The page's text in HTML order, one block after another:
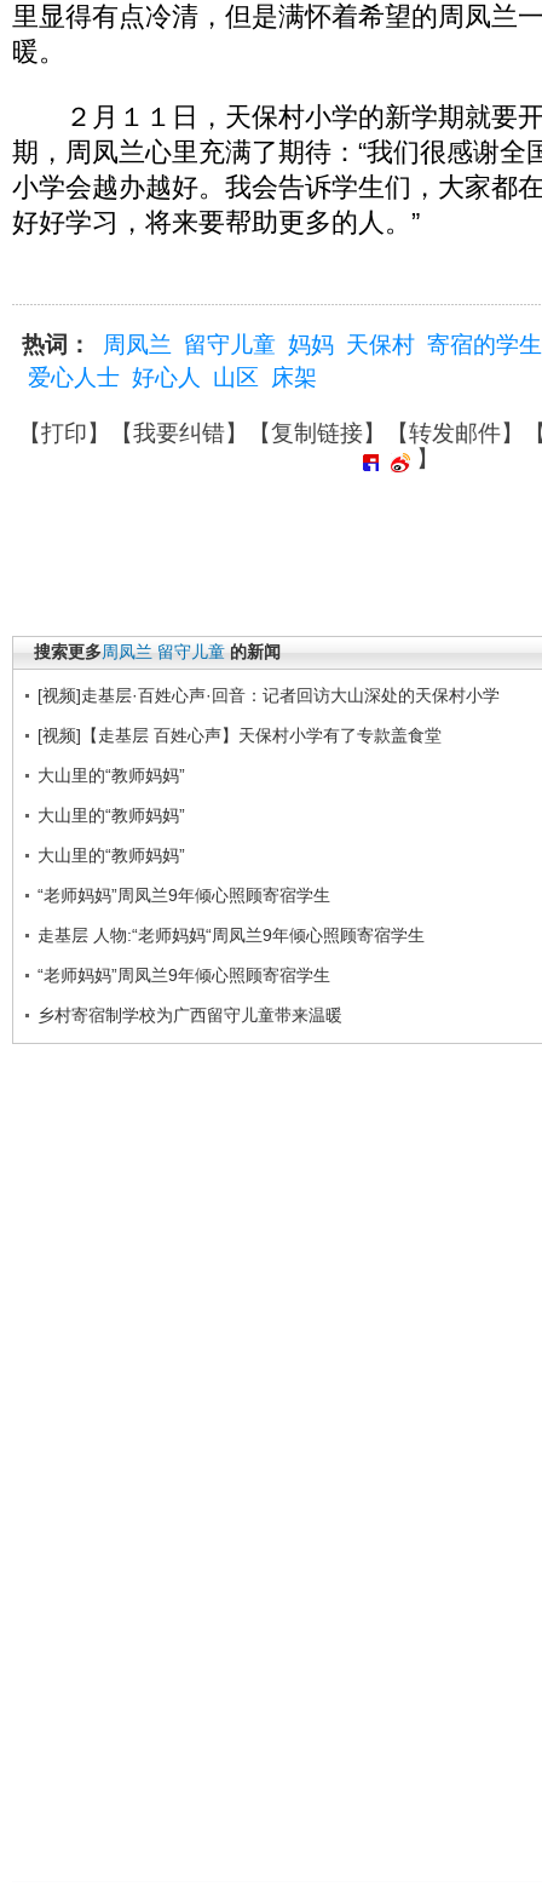
里显得有点冷清，但是满怀着希望的周凤兰
暖。
２月１１日，天保村小学的新学期就要
期，周凤兰心里充满了期待：“我们很感谢全
小学会越办越好。我会告诉学生们，大家都
好好学习，将来要帮助更多的人。”
热词： 周凤兰 留守儿童 妈妈 天保村 寄宿的学生
爱心人士 好心人 山区 床架
【打印】【我要纠错】【复制链接】【转发邮件】
】
搜索更多周凤兰 留守儿童 的新闻
[视频]走基层·百姓心声·回音：记者回访大山深处的天保村小学
[视频]【走基层 百姓心声】天保村小学有了专款盖食堂
大山里的“教师妈妈”
大山里的“教师妈妈”
大山里的“教师妈妈”
“老师妈妈”周凤兰9年倾心照顾寄宿学生
走基层 人物:“老师妈妈“周凤兰9年倾心照顾寄宿学生
“老师妈妈”周凤兰9年倾心照顾寄宿学生
乡村寄宿制学校为广西留守儿童带来温暖